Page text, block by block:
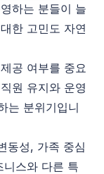
하는 분들이 늘
한 고민도 자연
공 여부를 중요
원 유지와 운영
는 분위기입니
동성, 가족 중심
스와 다른 특